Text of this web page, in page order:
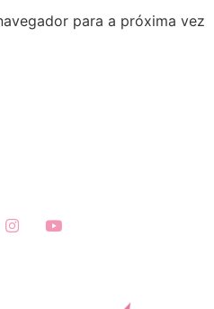
para a próxima vez